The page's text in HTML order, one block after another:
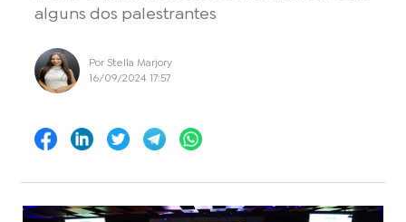
alguns dos palestrantes
Por Stella Marjory
16/09/2024 17:57